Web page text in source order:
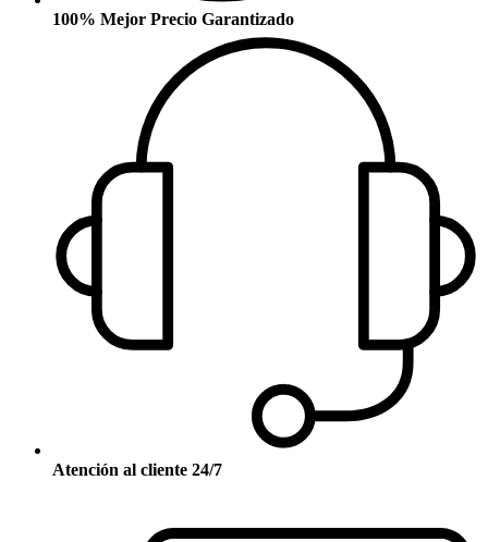
100% Mejor Precio Garantizado
Atención al cliente 24/7